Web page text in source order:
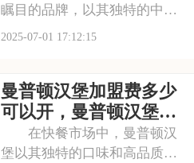
瞩目的品牌，以其独特的中式
茶饮风格和深厚的文化底蕴，
格和温馨的氛围让人仿佛穿越
时空，感受到浓厚的茶文化。
每一款茶饮都选用上
2025-07-01 17:12:15
曼普顿汉堡加盟费多少
可以开，曼普顿汉堡有
什么加盟条件呀
在快餐市场中，曼普顿汉
堡以其独特的口味和高品质的